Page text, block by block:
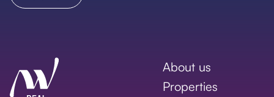
About us
Properties